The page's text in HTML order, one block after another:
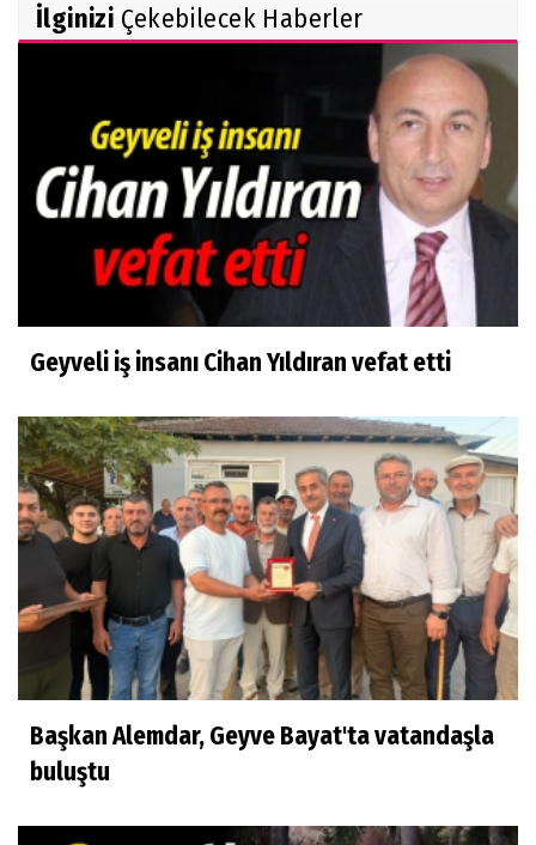
İlginizi Çekebilecek Haberler
Geyveli iş insanı Cihan Yıldıran vefat etti
Başkan Alemdar, Geyve Bayat'ta vatandaşla
buluştu